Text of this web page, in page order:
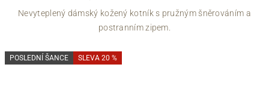
Nevyteplený dámský kožený kotník s pružným šněrováním a
postranním zipem.
POSLEDNÍ ŠANCE SLEVA 20 %